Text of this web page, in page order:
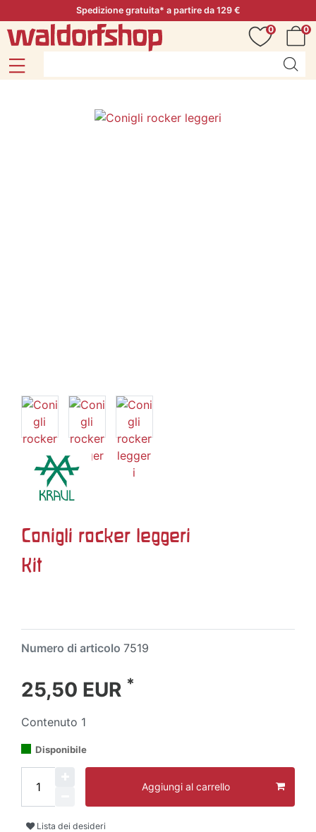
Spedizione gratuita* a partire da 129 €
0
0
Conigli rocker leggeri
Kit
Numero di articolo 7519
25,50 EUR *
Contenuto 1
Disponibile
Aggiungi al carrello
Lista dei desideri